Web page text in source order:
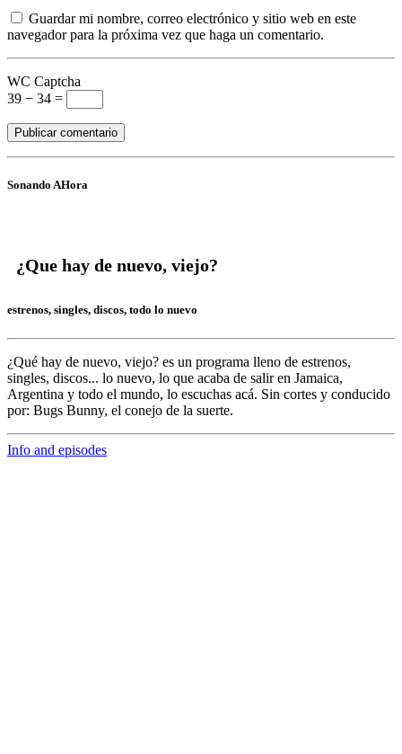
Guardar mi nombre, correo electrónico y sitio web en este
navegador para la próxima vez que haga un comentario.
WC Captcha
39 − 34 =
Sonando AHora
¿Que hay de nuevo, viejo?
estrenos, singles, discos, todo lo nuevo
¿Qué hay de nuevo, viejo? es un programa lleno de estrenos,
singles, discos... lo nuevo, lo que acaba de salir en Jamaica,
Argentina y todo el mundo, lo escuchas acá. Sin cortes y conducido
por: Bugs Bunny, el conejo de la suerte.
Info and episodes